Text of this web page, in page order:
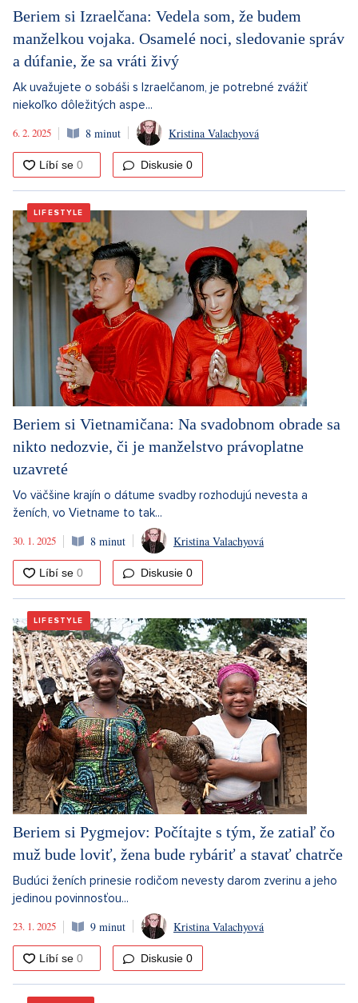
Beriem si Izraelčana: Vedela som, že budem
manželkou vojaka. Osamelé noci, sledovanie správ
a dúfanie, že sa vráti živý
Ak uvažujete o sobáši s Izraelčanom, je potrebné zvážiť
niekoľko dôležitých aspe...
6. 2. 2025
8 minut Kristina Valachyová
Diskusie 0
LIFESTYLE
Beriem si Vietnamičana: Na svadobnom obrade sa
nikto nedozvie, či je manželstvo právoplatne
uzavreté
Vo väčšine krajín o dátume svadby rozhodujú nevesta a
ženích, vo Vietname to tak...
30. 1. 2025
8 minut Kristina Valachyová
Diskusie 0
LIFESTYLE
Beriem si Pygmejov: Počítajte s tým, že zatiaľ čo
muž bude loviť, žena bude rybáriť a stavať chatrče
Budúci ženích prinesie rodičom nevesty darom zverinu a jeho
jedinou povinnosťou...
23. 1. 2025
9 minut Kristina Valachyová
Diskusie 0